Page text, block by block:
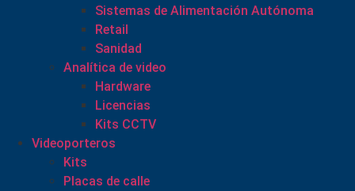
Sistemas de Alimentación Autónoma
Retail
Sanidad
Analítica de video
Hardware
Licencias
Kits CCTV
Videoporteros
Kits
Placas de calle